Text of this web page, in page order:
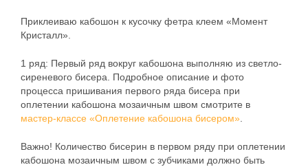
Приклеиваю кабошон к кусочку фетра клеем «Момент
Кристалл».
1 ряд: Первый ряд вокруг кабошона выполняю из светло-
сиреневого бисера. Подробное описание и фото
процесса пришивания первого ряда бисера при
оплетении кабошона мозаичным швом смотрите в
мастер-классе «Оплетение кабошона бисером»
Важно! Количество бисерин в первом ряду при оплетении
кабошона мозаичным швом с зубчиками должно быть